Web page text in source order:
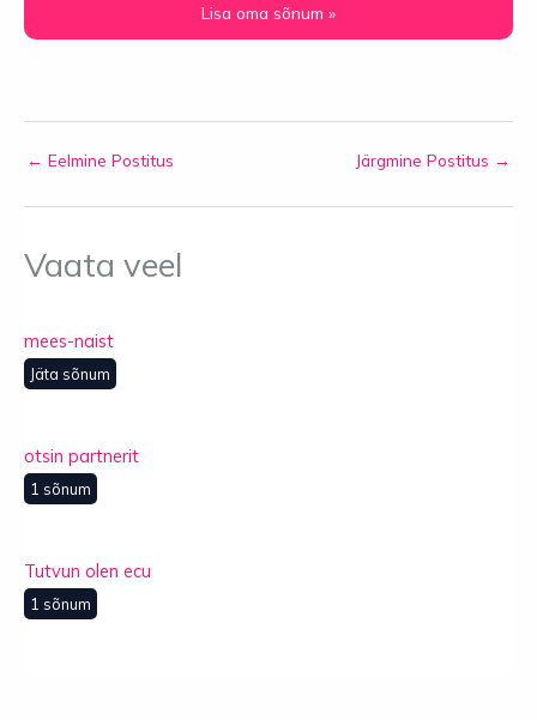
← Eelmine Postitus Järgmine Postitus →
Vaata veel
mees-naist
Jäta sõnum
otsin partnerit
1 sõnum
Tutvun olen ecu
1 sõnum